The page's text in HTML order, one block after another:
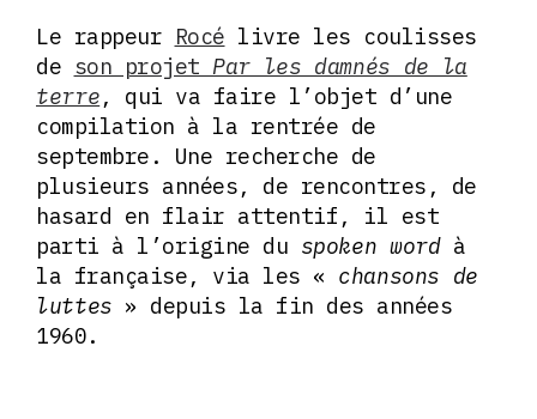
Le rappeur Rocé livre les coulisses
de son projet Par les damnés de la
terre, qui va faire l’objet d’une
compilation à la rentrée de
septembre. Une recherche de
plusieurs années, de rencontres, de
hasard en flair attentif, il est
parti à l’origine du spoken wordà
la française, via les « chansons de
luttes » depuis la fin des années
1960.